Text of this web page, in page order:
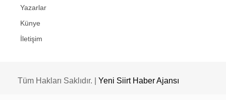
Yazarlar
Künye
İletişim
Tüm Hakları Saklıdır. | Yeni Siirt Haber Ajansı